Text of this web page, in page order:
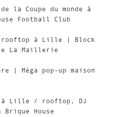
la Coupe du monde à
Football Club
rooftop à Lille | Block
La Maillerie
| Méga pop-up maison
à Lille / rooftop, DJ
House